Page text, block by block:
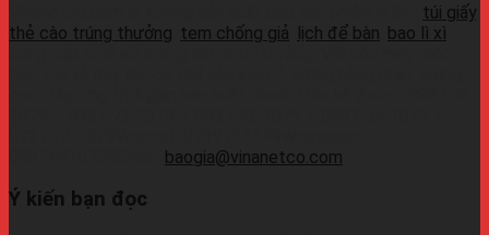
túi giấy
thẻ cào trúng thưởng tem chống giả lịch để bàn bao lì xì
baogia@vinanetco.com
Ý kiến bạn đọc